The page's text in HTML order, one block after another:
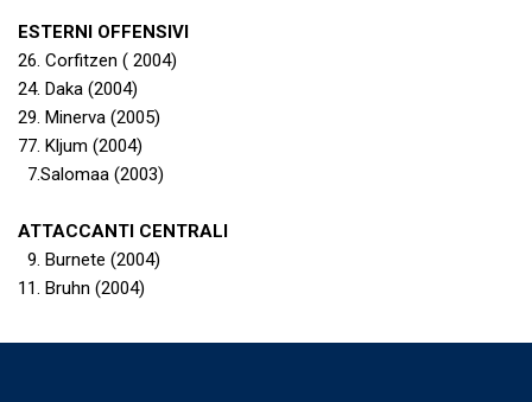
ESTERNI OFFENSIVI
26. Corfitzen ( 2004)
24. Daka (2004)
29. Minerva (2005)
77. Kljum (2004)
7.Salomaa (2003)
ATTACCANTI CENTRALI
9. Burnete (2004)
11. Bruhn (2004)